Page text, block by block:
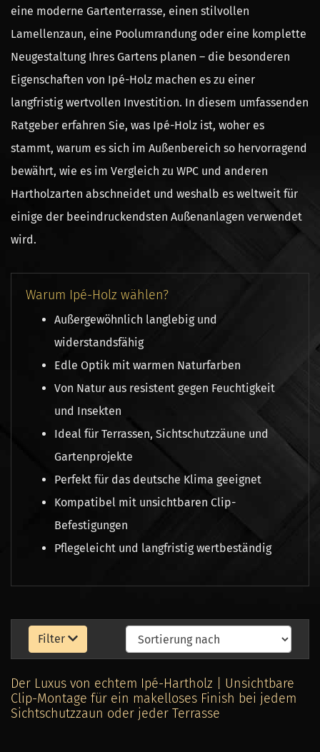
eine moderne Gartenterrasse, einen stilvollen
Lamellenzaun, eine Poolumrandung oder eine komplette
Neugestaltung Ihres Gartens planen – die besonderen
Eigenschaften von Ipé-Holz machen es zu einer
langfristig wertvollen Investition. In diesem umfassenden
Ratgeber erfahren Sie, was Ipé-Holz ist, woher es
stammt, warum es sich im Außenbereich so hervorragend
bewährt, wie es im Vergleich zu WPC und anderen
Hartholzarten abschneidet und weshalb es weltweit für
einige der beeindruckendsten Außenanlagen verwendet
wird.
Warum Ipé-Holz wählen?
Außergewöhnlich langlebig und
widerstandsfähig
Edle Optik mit warmen Naturfarben
Von Natur aus resistent gegen Feuchtigkeit
und Insekten
Ideal für Terrassen, Sichtschutzzäune und
Gartenprojekte
Perfekt für das deutsche Klima geeignet
Kompatibel mit unsichtbaren Clip-
Befestigungen
Pflegeleicht und langfristig wertbeständig
Filter
Der Luxus von echtem Ipé-Hartholz | Unsichtbare
Clip-Montage für ein makelloses Finish bei jedem
Sichtschutzzaun oder jeder Terrasse